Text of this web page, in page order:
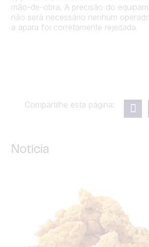
mão-de-obra. A precisão do
não será necessário nenhum
a apara foi corretamente rejeitada.
Compartilhe esta página:
Notícia